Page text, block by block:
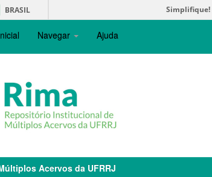
BRASIL Simplifique!
Navegar Ajuda
Acervos da UFRRJ